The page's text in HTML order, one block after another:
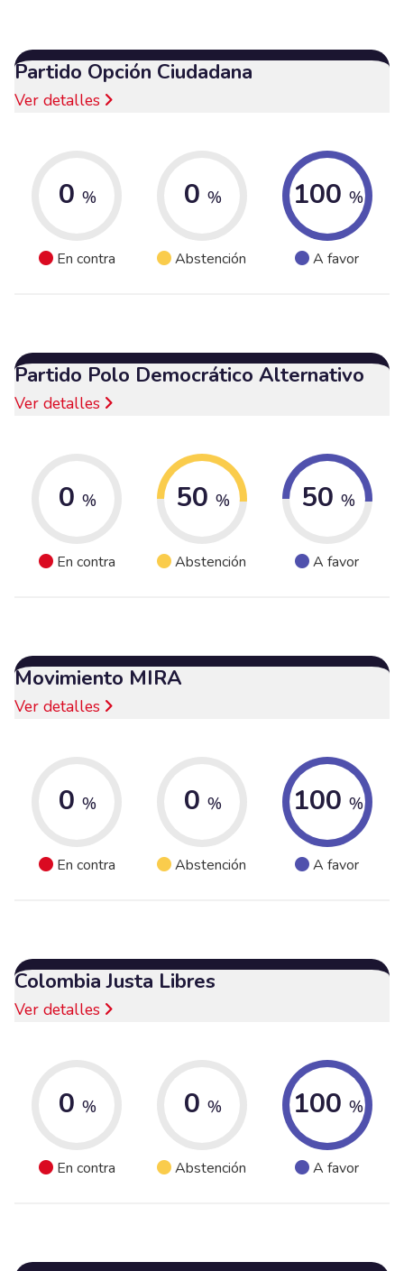
Partido Opción Ciudadana
Ver detalles
0 %
En contra
0 %
Abstención
100 %
A favor
Partido Polo Democrático Alternativo
Ver detalles
0 %
En contra
50 %
Abstención
50 %
A favor
Movimiento MIRA
Ver detalles
0 %
En contra
0 %
Abstención
100 %
A favor
Colombia Justa Libres
Ver detalles
0 %
En contra
0 %
Abstención
100 %
A favor